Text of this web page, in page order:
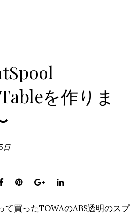
を作りま
日
て買ったTOWAのABS透明のスプ